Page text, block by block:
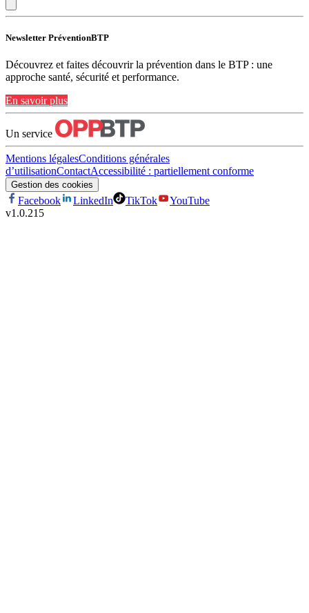
Newsletter PréventionBTP
Découvrez et faites découvrir la prévention dans le BTP : une
approche santé, sécurité et performance.
En savoir plus
Un service
Mentions légalesConditions générales
d’utilisationContactAccessibilité : partiellement conforme
Gestion des cookies
Facebook LinkedIn TikTok
YouTube
v1.0.215